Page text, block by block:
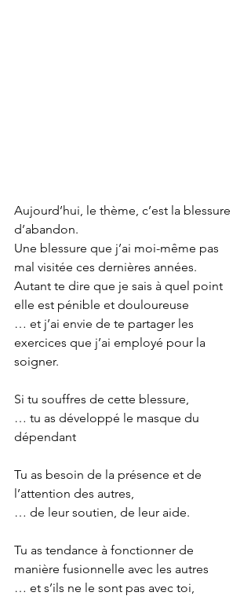
Aujourd’hui, le thème, c’est la blessure
d’abandon.
Une blessure que j’ai moi-même pas
mal visitée ces dernières années.
Autant te dire que je sais à quel point
elle est pénible et douloureuse
… et j’ai envie de te partager les
exercices que j’ai employé pour la
soigner.
Si tu souffres de cette blessure,
… tu as développé le masque du
dépendant
Tu as besoin de la présence et de
l’attention des autres,
… de leur soutien, de leur aide.
Tu as tendance à fonctionner de
manière fusionnelle avec les autres
… et s’ils ne le sont pas avec toi,